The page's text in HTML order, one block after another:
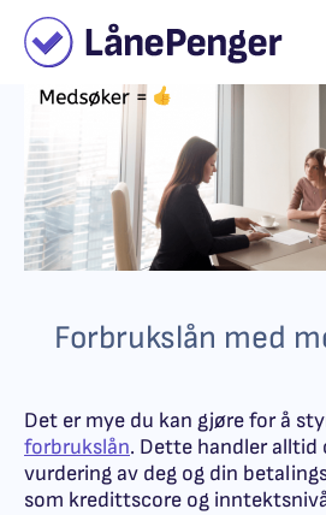
Forbrukslån med
Det er mye du kan gjøre for å
forbrukslån. Dette handler alltid
vurdering av deg og din
som kredittscore og